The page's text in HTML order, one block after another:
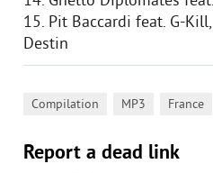
15. Pit Baccardi feat. G-
Destin
Compilation MP3 France
Report a dead link